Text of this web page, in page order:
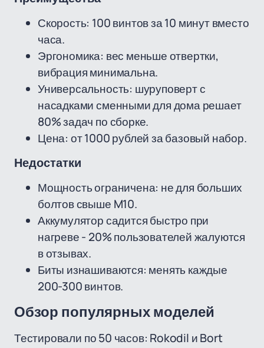
Скорость: 100 винтов за 10 минут вместо
часа.
Эргономика: вес меньше отвертки,
вибрация минимальна.
Универсальность: шуруповерт с
насадками сменными для дома решает
80% задач по сборке.
Цена: от 1000 рублей за базовый набор.
Недостатки
Мощность ограничена: не для больших
болтов свыше M10.
Аккумулятор садится быстро при
нагреве - 20% пользователей жалуются
в отзывах.
Биты изнашиваются: менять каждые
200-300 винтов.
Обзор популярных моделей
Тестировали по 50 часов: Rokodil и Bort